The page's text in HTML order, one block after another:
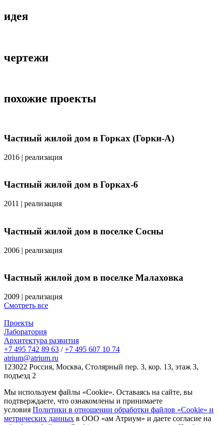
идея
чертежи
похожие проекты
Частный жилой дом в Горках (Горки-А)
2016 | реализация
Частный жилой дом в Горках-6
2011 | реализация
Частный жилой дом в поселке Сосны
2006 | реализация
Частный жилой дом в поселке Малаховка
2009 | реализация
Смотреть все
Проекты
Лаборатория
Архитектура развития
+7 495 742 89 63 / +7 495 607 10 74
atrium@atrium.ru
123022 Россия, Москва, Столярный пер. 3, кор. 13, этаж 3,
подъезд 2
Мы используем файлы «Cookie». Оставаясь на сайте, вы
подтверждаете, что ознакомлены и принимаете
условия Политики в отношении обработки файлов «Cookie» и
метрических данных в ООО «ам Атриум» и даете согласие на